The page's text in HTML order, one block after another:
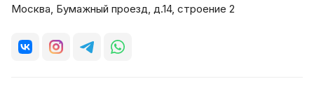
Москва, Бумажный проезд, д.14, строение 2